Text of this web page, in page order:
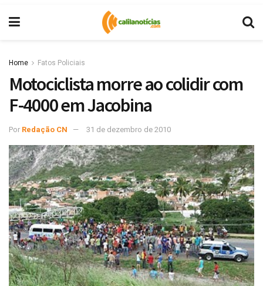
Home Fatos Policiais
Motociclista morre ao colidir com
F-4000 em Jacobina
Por Redação CN 31 de dezembro de 2010